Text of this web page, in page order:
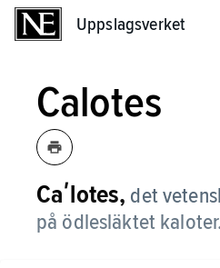
Uppslagsverket
Calotes
Caʹlotes, det
på ödlesläktet